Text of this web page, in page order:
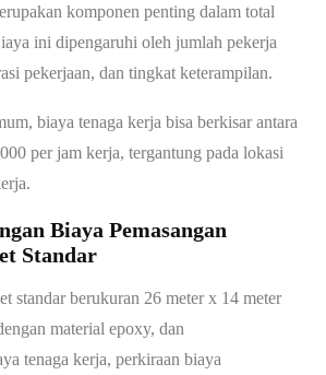
komponen penting dalam total
ini dipengaruhi oleh jumlah pekerja
pekerjaan, dan tingkat keterampilan.
biaya tenaga kerja bisa berkisar antara
per jam kerja, tergantung pada lokasi
Biaya Pemasangan
Standar
standar berukuran 26 meter x 14 meter
material epoxy, dan
tenaga kerja, perkiraan biaya